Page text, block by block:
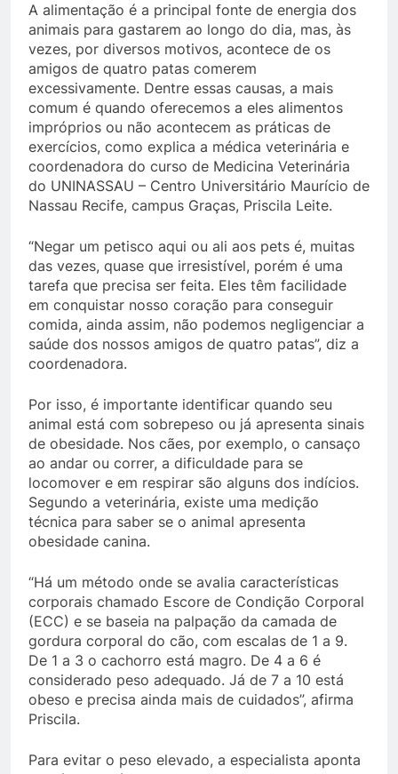
A alimentação é a principal fonte de energia dos
animais para gastarem ao longo do dia, mas, às
vezes, por diversos motivos, acontece de os
amigos de quatro patas comerem
excessivamente. Dentre essas causas, a mais
comum é quando oferecemos a eles alimentos
impróprios ou não acontecem as práticas de
exercícios, como explica a médica veterinária e
coordenadora do curso de Medicina Veterinária
do UNINASSAU – Centro Universitário Maurício de
Nassau Recife, campus Graças, Priscila Leite.
“Negar um petisco aqui ou ali aos pets é, muitas
das vezes, quase que irresistível, porém é uma
tarefa que precisa ser feita. Eles têm facilidade
em conquistar nosso coração para conseguir
comida, ainda assim, não podemos negligenciar a
saúde dos nossos amigos de quatro patas”, diz a
coordenadora.
Por isso, é importante identificar quando seu
animal está com sobrepeso ou já apresenta sinais
de obesidade. Nos cães, por exemplo, o cansaço
ao andar ou correr, a dificuldade para se
locomover e em respirar são alguns dos indícios.
Segundo a veterinária, existe uma medição
técnica para saber se o animal apresenta
obesidade canina.
“Há um método onde se avalia características
corporais chamado Escore de Condição Corporal
(ECC) e se baseia na palpação da camada de
gordura corporal do cão, com escalas de 1 a 9.
De 1 a 3 o cachorro está magro. De 4 a 6 é
considerado peso adequado. Já de 7 a 10 está
obeso e precisa ainda mais de cuidados”, afirma
Priscila.
Para evitar o peso elevado, a especialista aponta